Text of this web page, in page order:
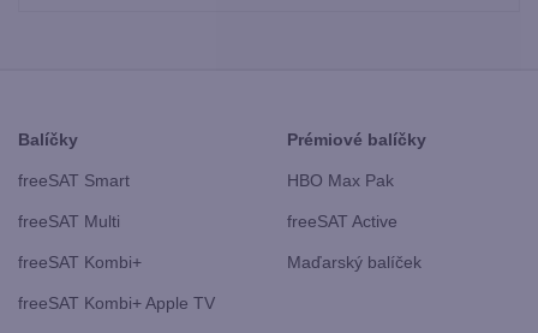
Balíčky
freeSAT Smart
freeSAT Multi
freeSAT Kombi+
freeSAT Kombi+ Apple TV
Prémiové balíčky
HBO Max Pak
freeSAT Active
Maďarský balíček